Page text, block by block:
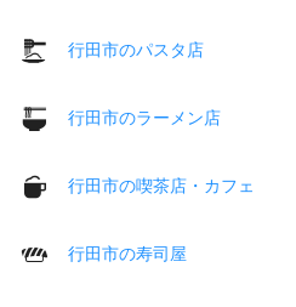
行田市のパスタ店
行田市のラーメン店
行田市の喫茶店・カフェ
行田市の寿司屋